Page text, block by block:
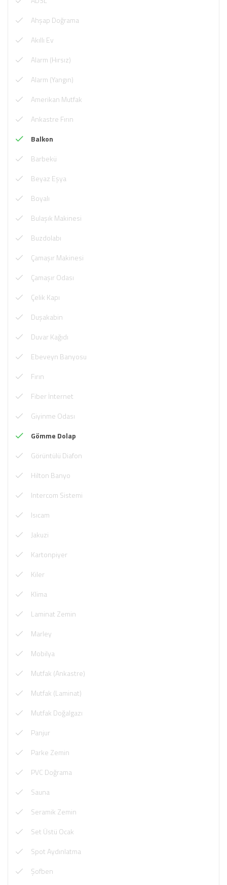
Ahşap Doğrama
Akıllı Ev
Alarm (Hırsız)
Alarm (Yangın)
Amerikan Mutfak
Ankastre Fırın
Balkon
Barbekü
Beyaz Eşya
Boyalı
Bulaşık Makinesi
Buzdolabı
Çamaşır Makinesi
Çamaşır Odası
Çelik Kapı
Duşakabin
Duvar Kağıdı
Ebeveyn Banyosu
Fırın
Fiber İnternet
Giyinme Odası
Gömme Dolap
Görüntülü Diafon
Hilton Banyo
Intercom Sistemi
Isıcam
Jakuzi
Kartonpiyer
Kiler
Klima
Laminat Zemin
Marley
Mobilya
Mutfak (Ankastre)
Mutfak (Laminat)
Mutfak Doğalgazı
Panjur
Parke Zemin
PVC Doğrama
Sauna
Seramik Zemin
Set Üstü Ocak
Spot Aydınlatma
Şofben